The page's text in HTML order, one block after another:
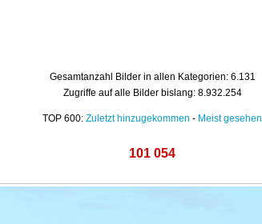
Gesamtanzahl Bilder in allen Kategorien: 6.131
Zugriffe auf alle Bilder bislang: 8.932.254
TOP 600:Zuletzt hinzugekommen - Meist gesehen
101 054